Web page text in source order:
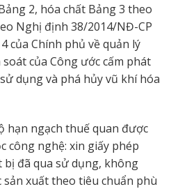
2, hóa chất Bảng 3 theo
Nghị định 38/2014/NĐ-CP
của Chính phủ về quản lý
của Công ước cấm phát
dụng và phá hủy vũ khí hóa
hạn ngạch thuế quan được
công nghệ: xin giấy phép
bị đã qua sử dụng, không
xuất theo tiêu chuẩn phù